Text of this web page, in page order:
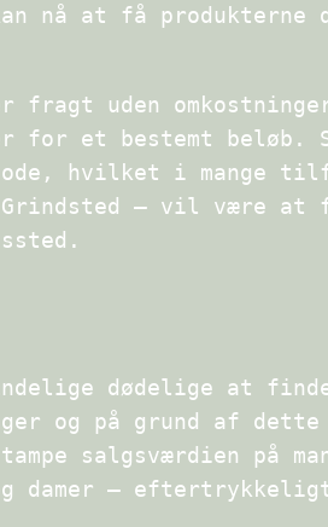
nå at få
fragt uden
for et bestemt beløb.
hvilket i mange
– vil være at
dødelige at
og på grund af
salgsværdien på
– eftertrykkeligt,